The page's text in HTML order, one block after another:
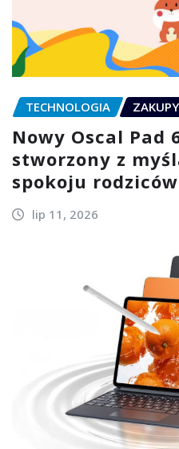
TECHNOLOGIA ZAKUPY
Nowy Oscal Pad
stworzony z
spokoju rodziców
lip 11, 2026